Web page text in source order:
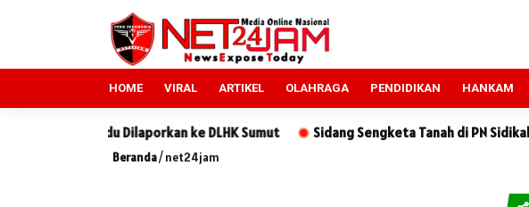
HOME VIRAL ARTIKEL OLAHRAGA PENDIDIKAN HANKAM
ke DLHK Sumut Sidang Sengketa Tanah di PN Sidikalang: Kuasa Hukum
Beranda/net24jam